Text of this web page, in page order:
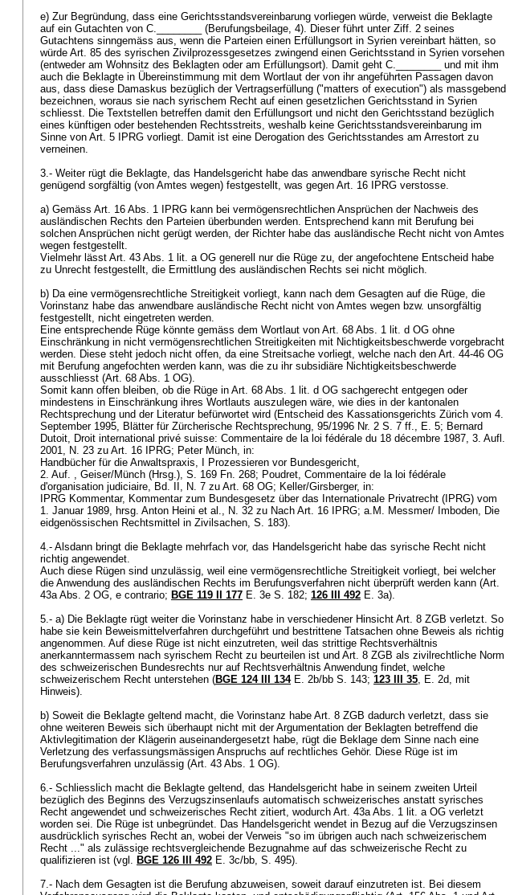
e) Zur Begründung, dass eine Gerichtsstandsvereinbarung vorliegen würde, verweist die Beklagte
auf ein Gutachten von C.________ (Berufungsbeilage, 4). Dieser führt unter Ziff. 2 seines
Gutachtens sinngemäss aus, wenn die Parteien einen Erfüllungsort in Syrien vereinbart hätten, so
würde Art. 85 des syrischen Zivilprozessgesetzes zwingend einen Gerichtsstand in Syrien vorsehen
(entweder am Wohnsitz des Beklagten oder am Erfüllungsort). Damit geht C.________ und mit ihm
auch die Beklagte in Übereinstimmung mit dem Wortlaut der von ihr angeführten Passagen davon
aus, dass diese Damaskus bezüglich der Vertragserfüllung ("matters of execution") als massgebend
bezeichnen, woraus sie nach syrischem Recht auf einen gesetzlichen Gerichtsstand in Syrien
schliesst. Die Textstellen betreffen damit den Erfüllungsort und nicht den Gerichtsstand bezüglich
eines künftigen oder bestehenden Rechtsstreits, weshalb keine Gerichtsstandsvereinbarung im
Sinne von Art. 5 IPRG vorliegt. Damit ist eine Derogation des Gerichtsstandes am Arrestort zu
verneinen.
3.- Weiter rügt die Beklagte, das Handelsgericht habe das anwendbare syrische Recht nicht
genügend sorgfältig (von Amtes wegen) festgestellt, was gegen Art. 16 IPRG verstosse.
a) Gemäss Art. 16 Abs. 1 IPRG kann bei vermögensrechtlichen Ansprüchen der Nachweis des
ausländischen Rechts den Parteien überbunden werden. Entsprechend kann mit Berufung bei
solchen Ansprüchen nicht gerügt werden, der Richter habe das ausländische Recht nicht von Amtes
wegen festgestellt.
Vielmehr lässt Art. 43 Abs. 1 lit. a OG generell nur die Rüge zu, der angefochtene Entscheid habe
zu Unrecht festgestellt, die Ermittlung des ausländischen Rechts sei nicht möglich.
b) Da eine vermögensrechtliche Streitigkeit vorliegt, kann nach dem Gesagten auf die Rüge, die
Vorinstanz habe das anwendbare ausländische Recht nicht von Amtes wegen bzw. unsorgfältig
festgestellt, nicht eingetreten werden.
Eine entsprechende Rüge könnte gemäss dem Wortlaut von Art. 68 Abs. 1 lit. d OG ohne
Einschränkung in nicht vermögensrechtlichen Streitigkeiten mit Nichtigkeitsbeschwerde vorgebracht
werden. Diese steht jedoch nicht offen, da eine Streitsache vorliegt, welche nach den Art. 44-46 OG
mit Berufung angefochten werden kann, was die zu ihr subsidiäre Nichtigkeitsbeschwerde
ausschliesst (Art. 68 Abs. 1 OG).
Somit kann offen bleiben, ob die Rüge in Art. 68 Abs. 1 lit. d OG sachgerecht entgegen oder
mindestens in Einschränkung ihres Wortlauts auszulegen wäre, wie dies in der kantonalen
Rechtsprechung und der Literatur befürwortet wird (Entscheid des Kassationsgerichts Zürich vom 4.
September 1995, Blätter für Zürcherische Rechtsprechung, 95/1996 Nr. 2 S. 7 ff., E. 5; Bernard
Dutoit, Droit international privé suisse: Commentaire de la loi fédérale du 18 décembre 1987, 3. Aufl.
2001, N. 23 zu Art. 16 IPRG; Peter Münch, in:
Handbücher für die Anwaltspraxis, I Prozessieren vor Bundesgericht,
2. Auf. , Geiser/Münch (Hrsg.), S. 169 Fn. 268; Poudret, Commentaire de la loi fédérale
d'organisation judiciaire, Bd. II, N. 7 zu Art. 68 OG; Keller/Girsberger, in:
IPRG Kommentar, Kommentar zum Bundesgesetz über das Internationale Privatrecht (IPRG) vom
1. Januar 1989, hrsg. Anton Heini et al., N. 32 zu Nach Art. 16 IPRG; a.M. Messmer/ Imboden, Die
eidgenössischen Rechtsmittel in Zivilsachen, S. 183).
4.- Alsdann bringt die Beklagte mehrfach vor, das Handelsgericht habe das syrische Recht nicht
richtig angewendet.
Auch diese Rügen sind unzulässig, weil eine vermögensrechtliche Streitigkeit vorliegt, bei welcher
die Anwendung des ausländischen Rechts im Berufungsverfahren nicht überprüft werden kann (Art.
43a Abs. 2 OG, e contrario; BGE 119 II 177 E. 3e S. 182; 126 III 492 E. 3a).
5.- a) Die Beklagte rügt weiter die Vorinstanz habe in verschiedener Hinsicht Art. 8 ZGB verletzt. So
habe sie kein Beweismittelverfahren durchgeführt und bestrittene Tatsachen ohne Beweis als richtig
angenommen. Auf diese Rüge ist nicht einzutreten, weil das strittige Rechtsverhältnis
anerkanntermassem nach syrischem Recht zu beurteilen ist und Art. 8 ZGB als zivilrechtliche Norm
des schweizerischen Bundesrechts nur auf Rechtsverhältnis Anwendung findet, welche
schweizerischem Recht unterstehen (BGE 124 III 134E. 2b/bb S. 143; 123 III 35, E. 2d, mit
Hinweis).
b) Soweit die Beklagte geltend macht, die Vorinstanz habe Art. 8 ZGB dadurch verletzt, dass sie
ohne weiteren Beweis sich überhaupt nicht mit der Argumentation der Beklagten betreffend die
Aktivlegitimation der Klägerin auseinandergesetzt habe, rügt die Beklage dem Sinne nach eine
Verletzung des verfassungsmässigen Anspruchs auf rechtliches Gehör. Diese Rüge ist im
Berufungsverfahren unzulässig (Art. 43 Abs. 1 OG).
6.- Schliesslich macht die Beklagte geltend, das Handelsgericht habe in seinem zweiten Urteil
bezüglich des Beginns des Verzugszinsenlaufs automatisch schweizerisches anstatt syrisches
Recht angewendet und schweizerisches Recht zitiert, wodurch Art. 43a Abs. 1 lit. a OG verletzt
worden sei. Die Rüge ist unbegründet. Das Handelsgericht wendet in Bezug auf die Verzugszinsen
ausdrücklich syrisches Recht an, wobei der Verweis "so im übrigen auch nach schweizerischem
Recht ..." als zulässige rechtsvergleichende Bezugnahme auf das schweizerische Recht zu
qualifizieren ist (vgl. BGE 126 III 492 E. 3c/bb, S. 495).
7.- Nach dem Gesagten ist die Berufung abzuweisen, soweit darauf einzutreten ist. Bei diesem